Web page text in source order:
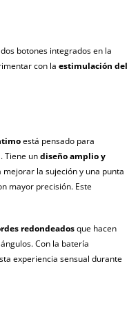
botones integrados en la
con la estimulación del
está pensado para
Tiene undiseño amplio y
la sujeción y una punta
mayor precisión. Este
redondeadosque hacen
Con la batería
experiencia sensual durante